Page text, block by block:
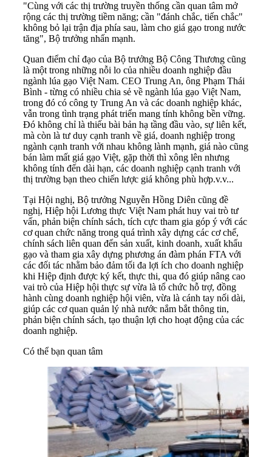
"Cùng với các thị trường truyền thống cần quan tâm mở
rộng các thị trường tiềm năng; cần "đánh chắc, tiến chắc"
không bỏ lại trận địa phía sau, làm cho giá gạo trong nước
tăng", Bộ trưởng nhấn mạnh.
Quan điểm chỉ đạo của Bộ trưởng Bộ Công Thương cũng
là một trong những nỗi lo của nhiều doanh nghiệp đầu
ngành lúa gạo Việt Nam. CEO Trung An, ông Phạm Thái
Bình - từng có nhiều chia sẻ về ngành lúa gạo Việt Nam,
trong đó có công ty Trung An và các doanh nghiệp khác,
vẫn trong tình trạng phát triển mang tính không bền vững.
Đó không chỉ là thiếu bài bản hạ tầng đầu vào, sự liên kết,
mà còn là tư duy cạnh tranh về giá, doanh nghiệp trong
ngành cạnh tranh với nhau không lành mạnh, giá nào cũng
bán làm mất giá gạo Việt, gặp thời thì xông lên nhưng
không tính đến dài hạn, các doanh nghiệp cạnh tranh với
thị trường bạn theo chiến lược giá không phù hợp.v.v...
Tại Hội nghị, Bộ trưởng Nguyễn Hồng Diên cũng đề
nghị, Hiệp hội Lương thực Việt Nam phát huy vai trò tư
vấn, phản biện chính sách, tích cực tham gia góp ý với các
cơ quan chức năng trong quá trình xây dựng các cơ chế,
chính sách liên quan đến sản xuất, kinh doanh, xuất khẩu
gạo và tham gia xây dựng phương án đàm phán FTA với
các đối tác nhằm bảo đảm tối đa lợi ích cho doanh nghiệp
khi Hiệp định được ký kết, thực thi, qua đó giúp nâng cao
vai trò của Hiệp hội thực sự vừa là tổ chức hỗ trợ, đồng
hành cùng doanh nghiệp hội viên, vừa là cánh tay nối dài,
giúp các cơ quan quản lý nhà nước nắm bắt thông tin,
phản biện chính sách, tạo thuận lợi cho hoạt động của các
doanh nghiệp.
Có thể bạn quan tâm